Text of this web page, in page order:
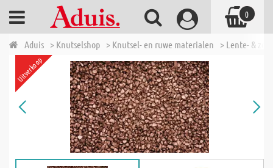
Aduis > Knutselshop > Knutsel- en ruwe materialen > Lente- &
Uitverkoop
0